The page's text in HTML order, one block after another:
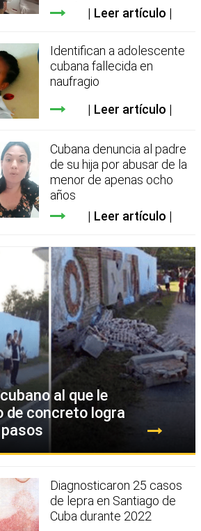
Leer artículo
Identifican a adolescente
cubana fallecida en
naufragio
Leer artículo
Cubana denuncia al padre
de su hija por abusar de la
menor de apenas ocho
años
Leer artículo
al que le
de concreto logra
Diagnosticaron 25 casos
de lepra en Santiago de
Cuba durante 2022